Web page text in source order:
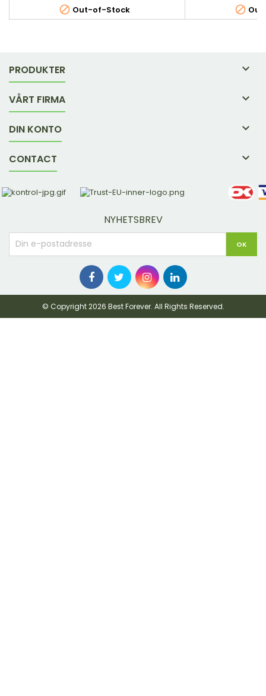
pleier. Og Aloe vera, selvfølgelig. 56,7 g.
 Out-of-Stock 
PRODUKTER 
VÅRT FIRMA 
DIN KONTO 
CONTACT 
NYHETSBREV
© Copyright 2026 Best Forever. All Rights Reserved.